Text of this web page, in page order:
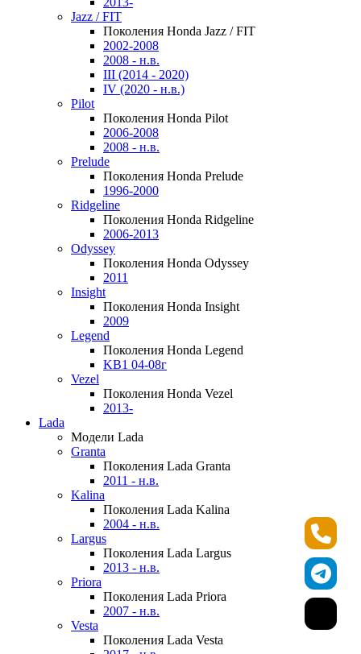
Jazz / FIT
Поколения Honda Jazz / FIT
2002-2008
2008 - н.в.
III (2014 - 2020)
IV (2020 - н.в.)
Pilot
Поколения Honda Pilot
2006-2008
2008 - н.в.
Prelude
Поколения Honda Prelude
1996-2000
Ridgeline
Поколения Honda Ridgeline
2006-2013
Odyssey
Поколения Honda Odyssey
2011
Insight
Поколения Honda Insight
2009
Legend
Поколения Honda Legend
KB1 04-08г
Vezel
Поколения Honda Vezel
2013-
Lada
Модели Lada
Granta
Поколения Lada Granta
2011 - н.в.
Kalina
Поколения Lada Kalina
2004 - н.в.
Largus
Поколения Lada Largus
2013 - н.в.
Priora
Поколения Lada Priora
2007 - н.в.
Vesta
Поколения Lada Vesta